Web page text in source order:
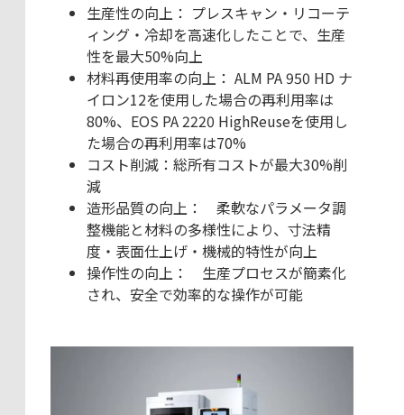
生産性の向上： プレスキャン・リコーテ
ィング・冷却を高速化したことで、生産
性を最大50%向上
材料再使用率の向上： ALM PA 950 HD ナ
イロン12を使用した場合の再利用率は
80%、EOS PA 2220 HighReuseを使用し
た場合の再利用率は70%
コスト削減：総所有コストが最大30%削
減
造形品質の向上： 柔軟なパラメータ調
整機能と材料の多様性により、寸法精
度・表面仕上げ・機械的特性が向上
操作性の向上： 生産プロセスが簡素化
され、安全で効率的な操作が可能